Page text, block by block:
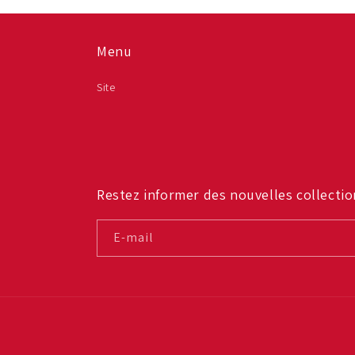
Menu
Site
Restez informer des nouvelles
E-mail